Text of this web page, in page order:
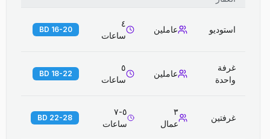
استوديو عاملين
٤
ساعات
16-20 BD
غرفة
واحدة
عاملين
٥
ساعات
18-22 BD
غرفتين
٣
عمال
٥-٧
ساعات
22-28 BD